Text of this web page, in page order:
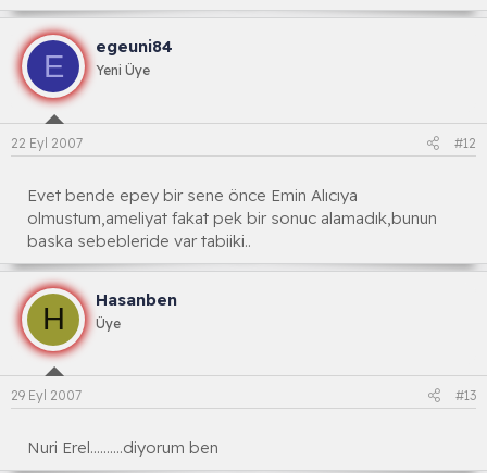
E
egeuni84
Yeni Üye
22 Eyl 2007 #12
Evet bende epey bir sene önce Emin Alıcıya
olmustum,ameliyat fakat pek bir sonuc alamadık,bunun
baska sebebleride var tabiiki..
H
Hasanben
Üye
29 Eyl 2007 #13
Nuri Erel..........diyorum ben